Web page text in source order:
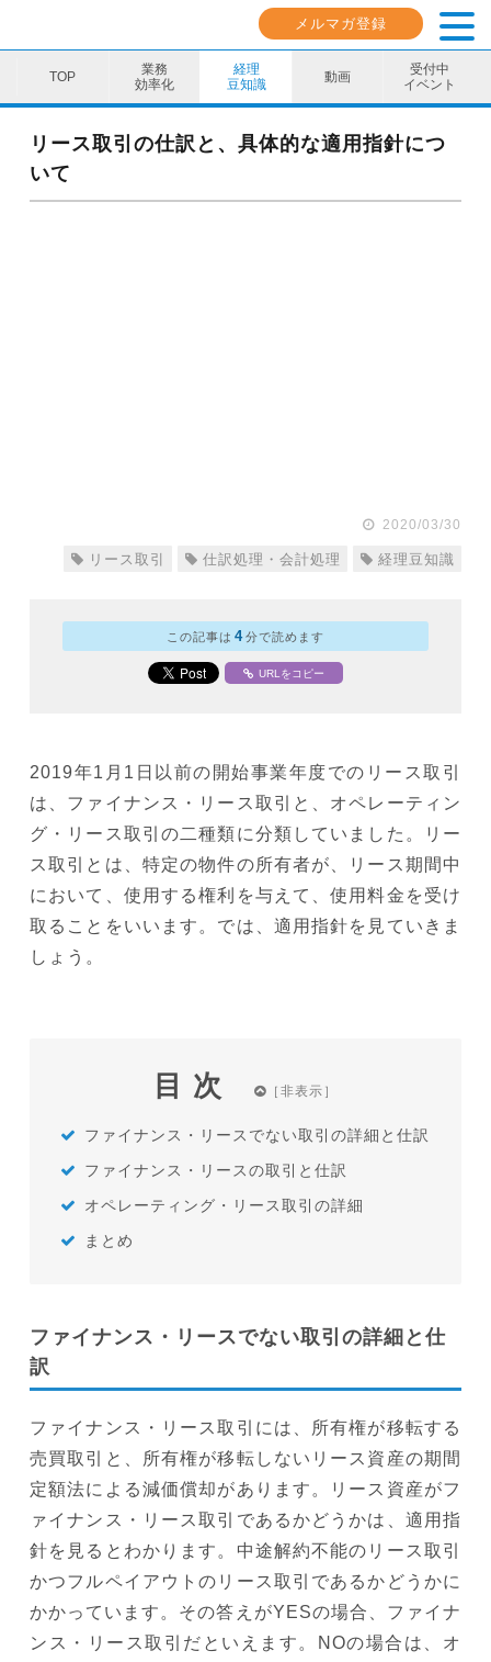
メルマガ登録
業務
効率化
経理
豆知識
動画
受付中
イベント
業務効率化
経理豆知識
リース取引の仕訳と、具体的な適用指針につ
いて
2020/03/30
リース取引 仕訳処理・会計処理 経理豆知識
この記事は 4分で読めます
URLをコピー
2019年1月1日以前の開始事業年度でのリース取引
は、ファイナンス・リース取引と、オペレーティン
グ・リース取引の二種類に分類していました。リー
ス取引とは、特定の物件の所有者が、リース期間中
において、使用する権利を与えて、使用料金を受け
取ることをいいます。では、適用指針を見ていきま
しょう。
目次
ファイナンス・リースでない取引の詳細と仕訳
ファイナンス・リースの取引と仕訳
オペレーティング・リース取引の詳細
まとめ
ファイナンス・リースでない取引の詳細と仕
訳
ファイナンス・リース取引には、所有権が移転する
売買取引と、所有権が移転しないリース資産の期間
定額法による減価償却があります。リース資産がフ
ァイナンス・リース取引であるかどうかは、適用指
針を見るとわかります。中途解約不能のリース取引
かつフルペイアウトのリース取引であるかどうかに
かかっています。その答えがYESの場合、ファイナ
ンス・リース取引だといえます。NOの場合は、オ